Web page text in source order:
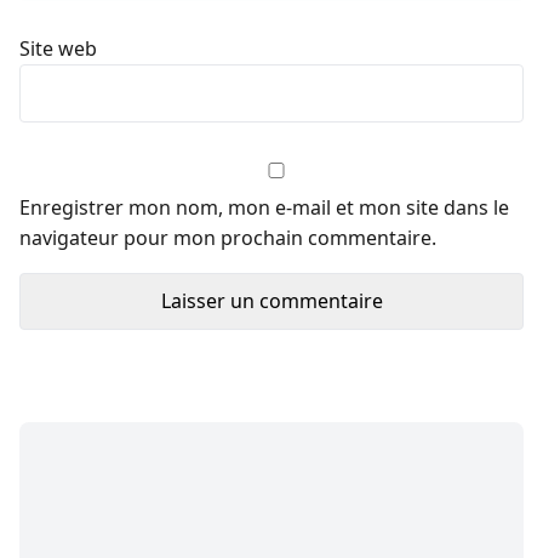
Site web
Enregistrer mon nom, mon e-mail et mon site dans le
navigateur pour mon prochain commentaire.